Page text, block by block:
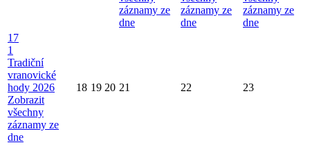
záznamy ze
dne
záznamy ze
dne
záznamy ze
dne
17
1
Tradiční
vranovické
hody 2026
Zobrazit
všechny
záznamy ze
dne
18 19 20 21 22 23